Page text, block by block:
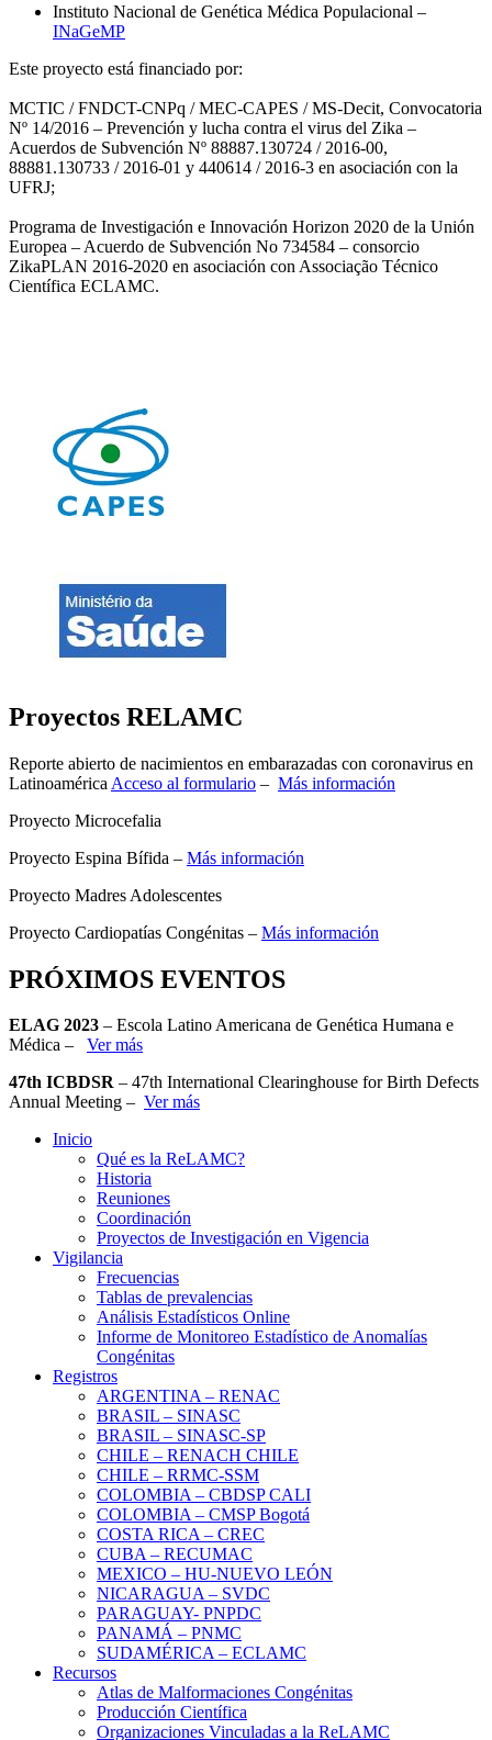
Instituto Nacional de Genética Médica Populacional –
INaGeMP
Este proyecto está financiado por:
MCTIC / FNDCT-CNPq / MEC-CAPES / MS-Decit, Convocatoria
Nº 14/2016 – Prevención y lucha contra el virus del Zika –
Acuerdos de Subvención Nº 88887.130724 / 2016-00,
88881.130733 / 2016-01 y 440614 / 2016-3 en asociación con la
UFRJ;
Programa de Investigación e Innovación Horizon 2020 de la Unión
Europea – Acuerdo de Subvención No 734584 – consorcio
ZikaPLAN 2016-2020 en asociación con Associação Técnico
Científica ECLAMC.
Proyectos RELAMC
Reporte abierto de nacimientos en embarazadas con coronavirus en
Latinoamérica Acceso al formulario – Más información
Proyecto Microcefalia
Proyecto Espina Bífida – Más información
Proyecto Madres Adolescentes
Proyecto Cardiopatías Congénitas – Más información
PRÓXIMOS EVENTOS
ELAG 2023 – Escola Latino Americana de Genética Humana e
Médica – Ver más
47th ICBDSR – 47th International Clearinghouse for Birth Defects
Annual Meeting – Ver más
Inicio
Qué es la ReLAMC?
Historia
Reuniones
Coordinación
Proyectos de Investigación en Vigencia
Vigilancia
Frecuencias
Tablas de prevalencias
Análisis Estadísticos Online
Informe de Monitoreo Estadístico de Anomalías
Congénitas
Registros
ARGENTINA – RENAC
BRASIL – SINASC
BRASIL – SINASC-SP
CHILE – RENACH CHILE
CHILE – RRMC-SSM
COLOMBIA – CBDSP CALI
COLOMBIA – CMSP Bogotá
COSTA RICA – CREC
CUBA – RECUMAC
MEXICO – HU-NUEVO LEÓN
NICARAGUA – SVDC
PARAGUAY- PNPDC
PANAMÁ – PNMC
SUDAMÉRICA – ECLAMC
Recursos
Atlas de Malformaciones Congénitas
Producción Científica
Organizaciones Vinculadas a la ReLAMC